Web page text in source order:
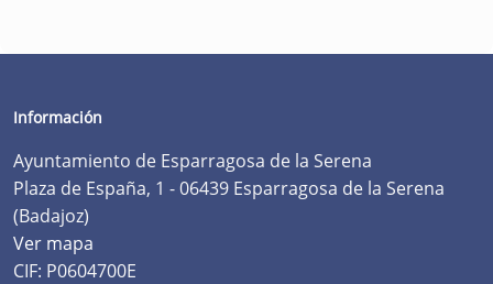
Información
Ayuntamiento de Esparragosa de la Serena
Plaza de España, 1 - 06439 Esparragosa de la Serena
(Badajoz)
Ver mapa
CIF: P0604700E